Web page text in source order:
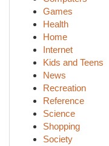
Games
Health
Home
Internet
Kids and Teens
News
Recreation
Reference
Science
Shopping
Society